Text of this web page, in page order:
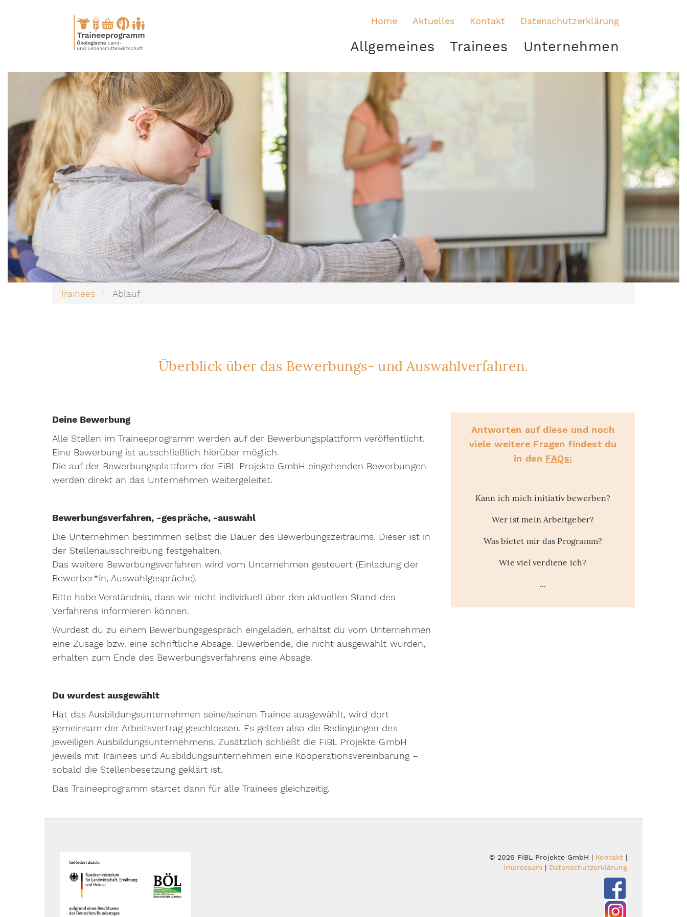
Home Aktuelles Kontakt Datenschutzerklärung
Allgemeines Trainees Unternehmen
Trainees Ablauf
Überblick über das Bewerbungs- und Auswahlverfahren.
Deine Bewerbung
Alle Stellen im Traineeprogramm werden auf der Bewerbungsplattform veröffentlicht.
Eine Bewerbung ist ausschließlich hierüber möglich.
Die auf der Bewerbungsplattform der FiBL Projekte GmbH eingehenden Bewerbungen
werden direkt an das Unternehmen weitergeleitet.
Bewerbungsverfahren, -gespräche, -auswahl
Die Unternehmen bestimmen selbst die Dauer des Bewerbungszeitraums. Dieser ist in
der Stellenausschreibung festgehalten.
Das weitere Bewerbungsverfahren wird vom Unternehmen gesteuert (Einladung der
Bewerber*in, Auswahlgespräche).
Bitte habe Verständnis, dass wir nicht individuell über den aktuellen Stand des
Verfahrens informieren können.
Wurdest du zu einem Bewerbungsgespräch eingeladen, erhältst du vom Unternehmen
eine Zusage bzw. eine schriftliche Absage. Bewerbende, die nicht ausgewählt wurden,
erhalten zum Ende des Bewerbungsverfahrens eine Absage.
Du wurdest ausgewählt
Hat das Ausbildungsunternehmen seine/seinen Trainee ausgewählt, wird dort
gemeinsam der Arbeitsvertrag geschlossen. Es gelten also die Bedingungen des
jeweiligen Ausbildungsunternehmens. Zusätzlich schließt die FiBL Projekte GmbH
jeweils mit Trainees und Ausbildungsunternehmen eine Kooperationsvereinbarung –
sobald die Stellenbesetzung geklärt ist.
Das Traineeprogramm startet dann für alle Trainees gleichzeitig.
Antworten auf diese und noch
viele weitere Fragen findest du
in den FAQs:
Kann ich mich initiativ bewerben?
Wer ist mein Arbeitgeber?
Was bietet mir das Programm?
Wie viel verdiene ich?
...
© 2026 FiBL Projekte GmbH | Kontakt |
Impressum | Datenschutzerklärung